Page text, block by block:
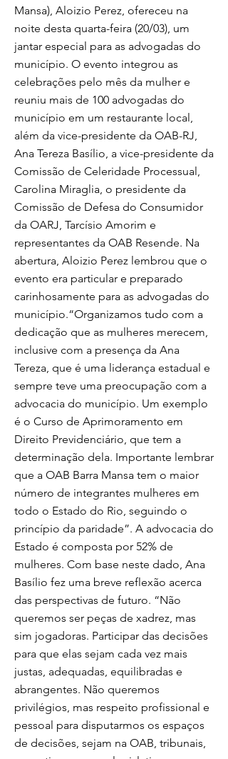
Mansa), Aloizio Perez, ofereceu na
noite desta quarta-feira (20/03), um
jantar especial para as advogadas do
município. O evento integrou as
celebrações pelo mês da mulher e
reuniu mais de 100 advogadas do
município em um restaurante local,
além da vice-presidente da OAB-RJ,
Ana Tereza Basílio, a vice-presidente da
Comissão de Celeridade Processual,
Carolina Miraglia, o presidente da
Comissão de Defesa do Consumidor
da OARJ, Tarcísio Amorim e
representantes da OAB Resende. Na
abertura, Aloizio Perez lembrou que o
evento era particular e preparado
carinhosamente para as advogadas do
município.“Organizamos tudo com a
dedicação que as mulheres merecem,
inclusive com a presença da Ana
Tereza, que é uma liderança estadual e
sempre teve uma preocupação com a
advocacia do município. Um exemplo
é o Curso de Aprimoramento em
Direito Previdenciário, que tem a
determinação dela. Importante lembrar
que a OAB Barra Mansa tem o maior
número de integrantes mulheres em
todo o Estado do Rio, seguindo o
princípio da paridade”. A advocacia do
Estado é composta por 52% de
mulheres. Com base neste dado, Ana
Basílio fez uma breve reflexão acerca
das perspectivas de futuro. “Não
queremos ser peças de xadrez, mas
sim jogadoras. Participar das decisões
para que elas sejam cada vez mais
justas, adequadas, equilibradas e
abrangentes. Não queremos
privilégios, mas respeito profissional e
pessoal para disputarmos os espaços
de decisões, sejam na OAB, tribunais,